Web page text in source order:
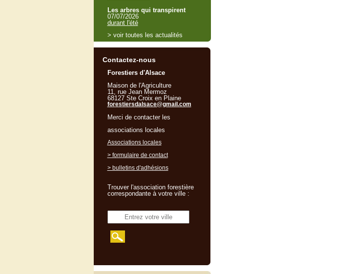
Les arbres qui transpirent
07/07/2026
durant l'été
> voir toutes les actualités
Contactez-nous
Forestiers d'Alsace
Maison de l'Agriculture
11, rue Jean Mermoz
68127 Ste Croix en Plaine
forestiersdalsace@gmail.com
Merci de contacter les
associations locales
Associations locales
> formulaire de contact
> bulletins d'adhésions
Trouver l'association forestière
correspondante à votre ville :